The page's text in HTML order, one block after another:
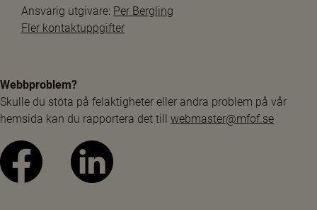
Ansvarig utgivare: Per Bergling
Fler kontaktuppgifter
Webbproblem?
Skulle du stöta på felaktigheter eller andra problem på vår
hemsida kan du rapportera det till webmaster@mfof.se